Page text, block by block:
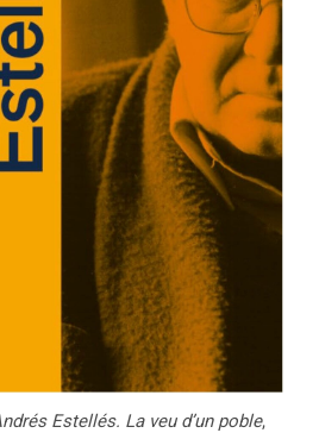
Estellés. La veu d’un poble,